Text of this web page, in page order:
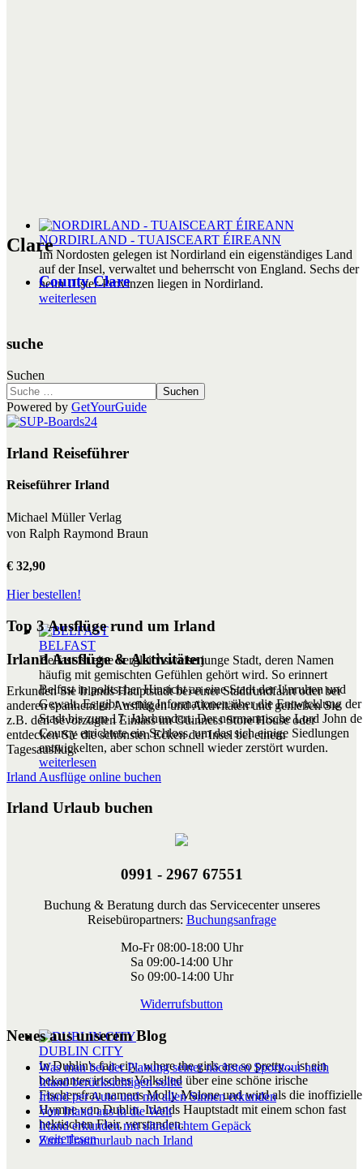
NORDIRLAND - TUAISCEART ÉIREANN
Im Nordosten gelegen ist Nordirland ein eigenständiges Land
auf der Insel, verwaltet und beherrscht von England. Sechs der
neun Ulster-Provinzen liegen in Nordirland.
weiterlesen
BELFAST
Belfast ist eine vergleichsweise junge Stadt, deren Namen
häufig mit gemischten Gefühlen gehört wird. So erinnert
Belfast in politscher Hinsicht an eine Stadt der Unruhen und
Gewalt. Es gibt wenig Informationen über die Entwicklung der
Stadt bis zum 17. Jahrhundert. Der normannische Lord John de
Courcy errichtete ein Schloss, um das sich einige Siedlungen
entwickelten, aber schon schnell wieder zerstört wurden.
weiterlesen
DUBLIN CITY
In Dublin's fair city, where the girls are so pretty... ist ein
bekanntes irisches Volkslied über eine schöne irische
Fischersfrau namens Molly Malone und wird als die inoffizielle
Hymne von Dublin, Irlands Hauptstadt mit einem schon fast
hektischen Flair, verstanden.
weiterlesen
Clare
County Clare
suche
Suchen
Suchen
Powered by GetYourGuide
Irland Reiseführer
Reiseführer Irland
Michael Müller Verlag
von Ralph Raymond Braun
€ 32,90
Hier bestellen!
Top 3 Ausflüge rund um Irland
Irland Ausflüge & Aktivitäten
Erkunden Sie Irlands Hauptstadt bei einer Stadtrundfahrt oder bei
anderen spannenden Ausflügen und Aktivitäten und genießen Sie
z.B. den bevorzugten Einlass im Guinness Store House oder
entdecken Sie die schönsten Ecken der Insel bei einem
Tagesausflug.
Irland Ausflüge online buchen
Irland Urlaub buchen
0991 - 2967 67551
Buchung & Beratung durch das Servicecenter unseres
Reisebüropartners: Buchungsanfrage
Mo-Fr 08:00-18:00 Uhr
Sa 09:00-14:00 Uhr
So 09:00-14:00 Uhr
Widerrufsbutton
Neues aus unserem Blog
Was man bei der Planung seiner nächsten Sporttour nach
Irland berücksichtigen sollte
Irland per Auto und mit allen Sinnen erkunden
Von Irland aus in die Welt
Irland erkunden mit ultraleichtem Gepäck
Zum Traumurlaub nach Irland